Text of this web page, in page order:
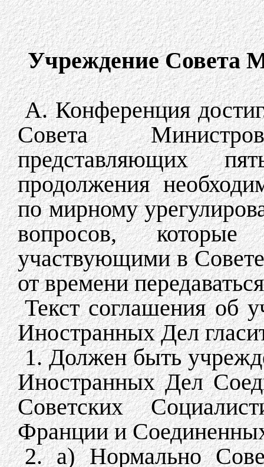
Учреждение Совета
А. Конференция
Совета
представляющих
продолжения
по мирному
вопросов,
участвующими в
от времени
Текст соглашения об
Иностранных Дел
1. Должен быть
Иностранных Дел
Советских
Франции и
2. а) Нормально